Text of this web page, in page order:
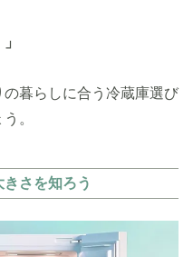
暮らしに合う冷蔵庫選び
。
さを知ろう